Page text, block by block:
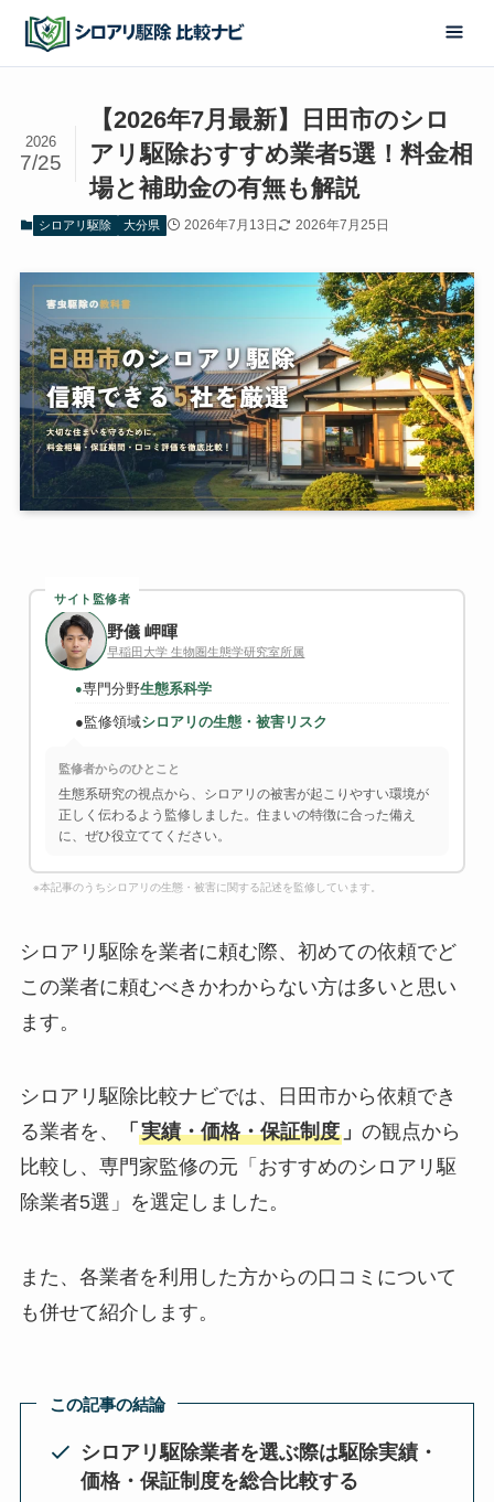
【2026年7月最新】日田市のシロ
アリ駆除おすすめ業者5選！料金相
場と補助金の有無も解説
2026
7/25
シロアリ駆除 大分県 2026年7月13日 2026年7月25日
サイト監修者
野儀 岬暉
早稲田大学 生物圏生態学研究室所属
●専門分野生態系科学
●監修領域シロアリの生態・被害リスク
監修者からのひとこと
生態系研究の視点から、シロアリの被害が起こりやすい環境が
正しく伝わるよう監修しました。住まいの特徴に合った備え
に、ぜひ役立ててください。
※本記事のうちシロアリの生態・被害に関する記述を監修しています。
シロアリ駆除を業者に頼む際、初めての依頼でど
この業者に頼むべきかわからない方は多いと思い
ます。
シロアリ駆除比較ナビでは、日田市から依頼でき
る業者を、
「 実績・価格・保証制度」 の観点から
比較し、専門家監修の元「おすすめのシロアリ駆
除業者5選」を選定しました。
また、各業者を利用した方からの口コミについて
も併せて紹介します。
この記事の結論
シロアリ駆除業者を選ぶ際は駆除実績・
価格・保証制度を総合比較する